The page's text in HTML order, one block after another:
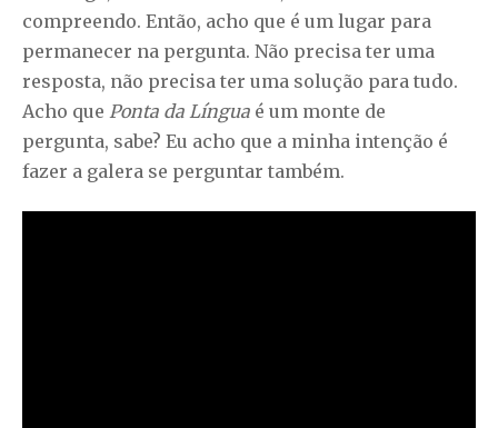
compreendo. Então, acho que é um lugar para
permanecer na pergunta. Não precisa ter uma
resposta, não precisa ter uma solução para tudo.
Acho que Ponta da Língua é um monte de
pergunta, sabe? Eu acho que a minha intenção é
fazer a galera se perguntar também.